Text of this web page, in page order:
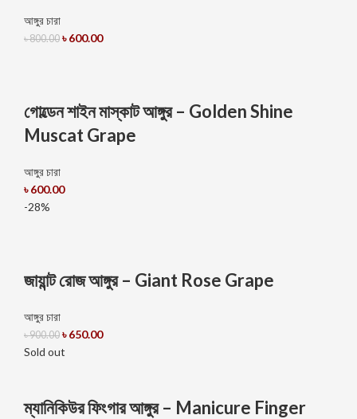
আঙ্গুর চারা
৳800.00 ৳600.00
গোল্ডেন শাইন মাস্কাট আঙ্গুর – Golden Shine
Muscat Grape
আঙ্গুর চারা
৳600.00
-28%
জায়ান্ট রোজ আঙ্গুর – Giant Rose Grape
আঙ্গুর চারা
৳900.00 ৳650.00
Sold out
ম্যানিকিউর ফিংগার আঙ্গুর – Manicure Finger